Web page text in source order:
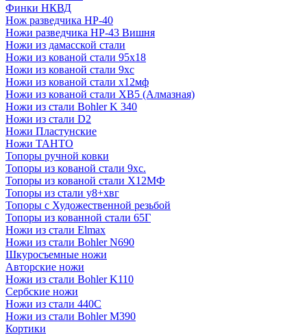
Финки НКВД
Нож разведчика НР-40
Ножи разведчика НР-43 Вишня
Ножи из дамасской стали
Ножи из кованой стали 95х18
Ножи из кованой стали 9хс
Ножи из кованой стали х12мф
Ножи из кованой стали ХВ5 (Алмазная)
Ножи из стали Bohler K 340
Ножи из стали D2
Ножи Пластунские
Ножи ТАНТО
Топоры ручной ковки
Топоры из кованой стали 9хс.
Топоры из кованой стали Х12МФ
Топоры из стали у8+хвг
Топоры с Художественной резьбой
Топоры из кованной стали 65Г
Ножи из стали Elmax
Ножи из стали Bohler N690
Шкуросъемные ножи
Авторские ножи
Ножи из стали Bohler K110
Сербские ножи
Ножи из стали 440С
Ножи из стали Bohler M390
Кортики